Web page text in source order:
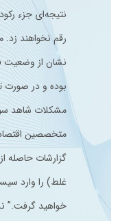
نتیجه‌ای جزء
رقم نخواهند زد.
نشان از وضعیت
بوده و در
مشکلات شاهد
متخصصین
گزارشات حاصله
غلط) را وارد
خواهید گرفت.”